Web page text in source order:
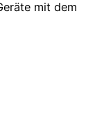
mit dem